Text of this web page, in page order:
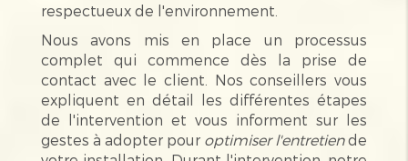
respectueux de l'environnement.
Nous avons mis en place un processus
complet qui commence dès la prise de
contact avec le client. Nos conseillers vous
expliquent en détail les différentes étapes
de l'intervention et vous informent sur les
gestes à adopter pour optimiser l'entretiende